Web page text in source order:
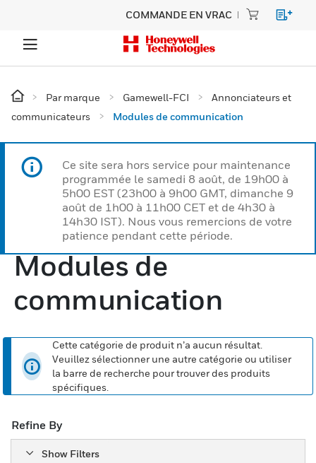
COMMANDE EN VRAC
Par marque Gamewell-FCI
Annonciateurs et
communicateurs
Modules de communication
Ce site sera hors service pour maintenance
programmée le samedi 8 août, de 19h00 à
5h00 EST (23h00 à 9h00 GMT, dimanche 9
août de 1h00 à 11h00 CET et de 4h30 à
14h30 IST). Nous vous remercions de votre
patience pendant cette période.
Modules de
communication
Cette catégorie de produit n’a aucun résultat.
Veuillez sélectionner une autre catégorie ou utiliser
la barre de recherche pour trouver des produits
spécifiques.
Refine By
Show Filters